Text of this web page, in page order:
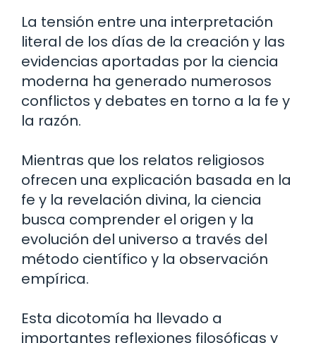
La tensión entre una interpretación
literal de los días de la creación y las
evidencias aportadas por la ciencia
moderna ha generado numerosos
conflictos y debates en torno a la fe y
la razón.
Mientras que los relatos religiosos
ofrecen una explicación basada en la
fe y la revelación divina, la ciencia
busca comprender el origen y la
evolución del universo a través del
método científico y la observación
empírica.
Esta dicotomía ha llevado a
importantes reflexiones filosóficas y